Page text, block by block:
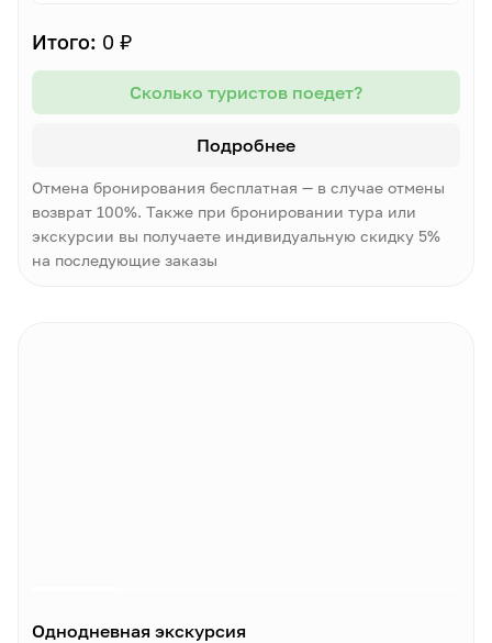
Итого: 0 ₽
Сколько туристов поедет?
Подробнее
Отмена бронирования бесплатная — в случае отмены
возврат 100%. Также при бронировании тура или
экскурсии вы получаете индивидуальную скидку 5%
на последующие заказы
Однодневная экскурсия